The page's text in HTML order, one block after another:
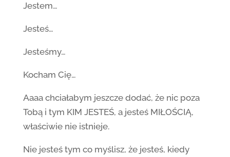
Jestem…
Jesteś…
Jesteśmy…
Kocham Cię…
Aaaa chciałabym jeszcze dodać, że nic poza
Tobą i tym KIM JESTEŚ, a jesteś MIŁOŚCIĄ,
właściwie nie istnieje.
Nie jesteś tym co myślisz, że jesteś, kiedy